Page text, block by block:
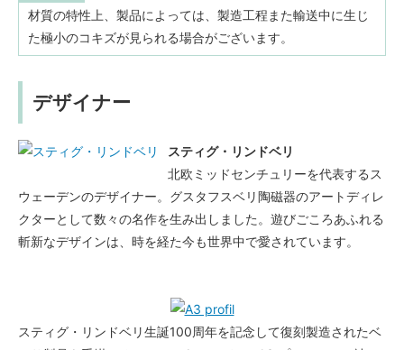
材質の特性上、製品によっては、製造工程また輸送中に生じ
た極小のコキズが見られる場合がございます。
デザイナー
スティグ・リンドベリ
北欧ミッドセンチュリーを代表するス
ウェーデンのデザイナー。グスタフスベリ陶磁器のアートディレ
クターとして数々の名作を生み出しました。遊びごころあふれる
斬新なデザインは、時を経た今も世界中で愛されています。
スティグ・リンドベリ生誕100周年を記念して復刻製造されたベ